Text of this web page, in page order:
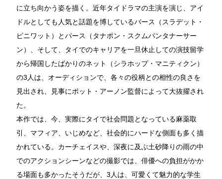
に立ち向かう姿を描く。近年タイドラマの主演を演じ、アイ
ドルとしても人気と話題を博しているバース（スラデット・
ピニワット）とパース（タナポン・スクムパンタナーサー
ン）、そして、タイでのキャリアを一旦休止しての演技留学
から帰国したばかりのネット（シラホップ・マニティクン）
の3人は、オーディションで、各々の役柄との相性の良さを
見出され、見事にポット・アーノン監督によって大抜擢され
た。
本作では、今、実際にタイで社会問題となっている麻薬取
引、マフィア、いじめなど、社会的にハードな側面も多く描
かれている。カーチェイスや、深夜に及ぶ土砂降りの雨の中
でのアクションシーンなどの撮影では、俳優への負担がかか
る場面も多かったそうだが、3人は、可愛くて魅力的な学生